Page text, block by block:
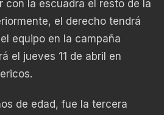
con la escuadra el resto de la
el derecho tendrá
equipo en la campaña
el jueves 11 de abril en
de edad, fue la tercera